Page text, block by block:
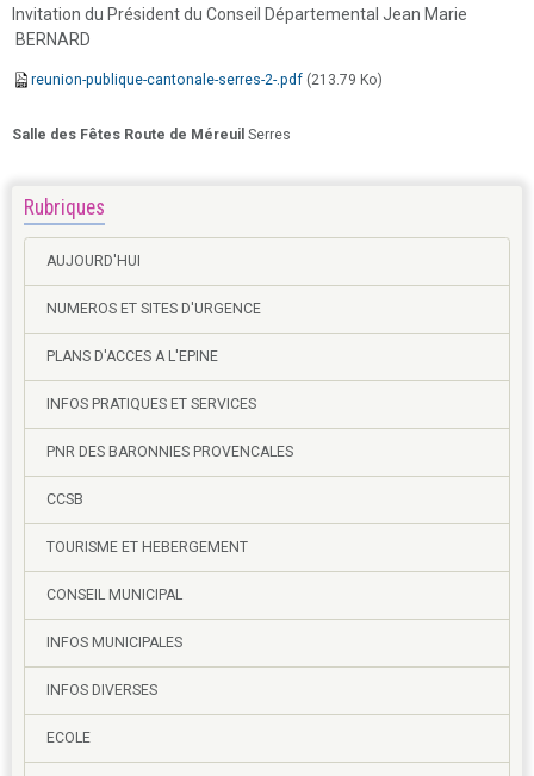
Invitation du Président du Conseil Départemental Jean Marie
BERNARD
reunion-publique-cantonale-serres-2-.pdf (213.79 Ko)
Salle des Fêtes Route de Méreuil Serres
Rubriques
AUJOURD'HUI
NUMEROS ET SITES D'URGENCE
PLANS D'ACCES A L'EPINE
INFOS PRATIQUES ET SERVICES
PNR DES BARONNIES PROVENCALES
CCSB
TOURISME ET HEBERGEMENT
CONSEIL MUNICIPAL
INFOS MUNICIPALES
INFOS DIVERSES
ECOLE